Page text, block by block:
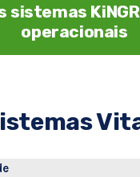
sistemas
operacionais